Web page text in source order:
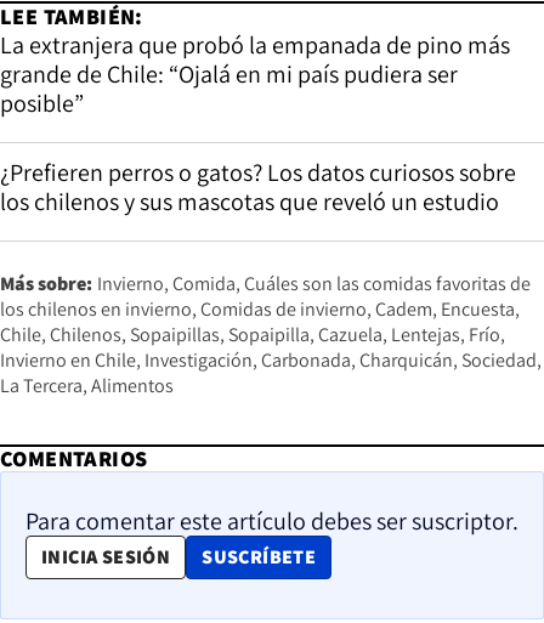
LEE TAMBIÉN:
La extranjera que probó la empanada de pino más
grande de Chile: “Ojalá en mi país pudiera ser
posible”
¿Prefieren perros o gatos? Los datos curiosos sobre
los chilenos y sus mascotas que reveló un estudio
Más sobre: Invierno Comida Cuáles son las comidas favoritas de
los chilenos en invierno Comidas de invierno Cadem Encuesta
Chile Chilenos Sopaipillas Sopaipilla Cazuela Lentejas Frío
Invierno en Chile Investigación Carbonada Charquicán Sociedad
La Tercera Alimentos
COMENTARIOS
Para comentar este artículo debes ser suscriptor.
INICIA SESIÓN SUSCRÍBETE
OPENS IN NEW WINDOW